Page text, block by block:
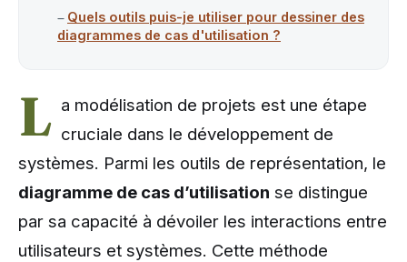
Quels outils puis-je utiliser pour dessiner des
diagrammes de cas d'utilisation ?
L a modélisation de projets est une étape
cruciale dans le développement de
systèmes. Parmi les outils de représentation, le
diagramme de cas d’utilisation se distingue
par sa capacité à dévoiler les interactions entre
utilisateurs et systèmes. Cette méthode